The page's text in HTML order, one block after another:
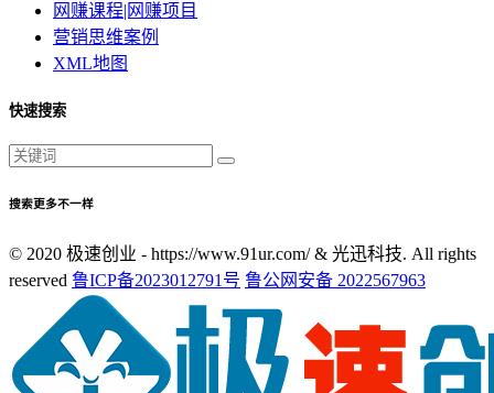
网赚课程|网赚项目
营销思维案例
XML地图
快速搜索
搜索更多不一样
© 2020 极速创业 - https://www.91ur.com/ & 光迅科技. All rights
reserved 鲁ICP备2023012791号 鲁公网安备 2022567963